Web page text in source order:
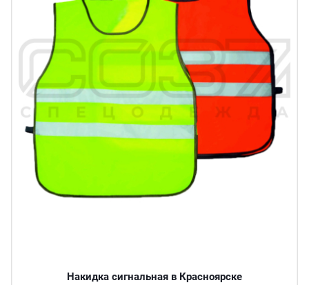
Накидка сигнальная в Красноярске